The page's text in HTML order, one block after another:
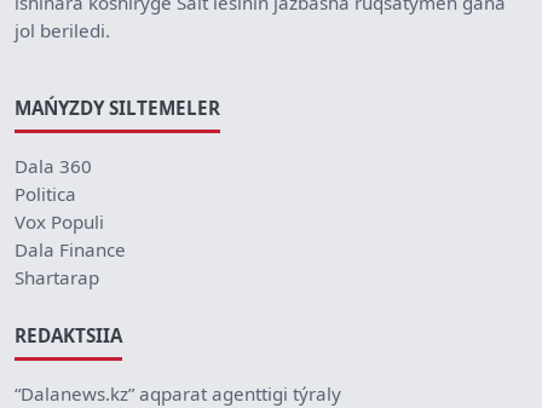
jol beriledi.
MAŃYZDY SILTEMELER
Dala 360
Politica
Vox Populi
Dala Finance
Shartarap
REDAKTSIIA
“Dalanews.kz” aqparat agenttigi týraly